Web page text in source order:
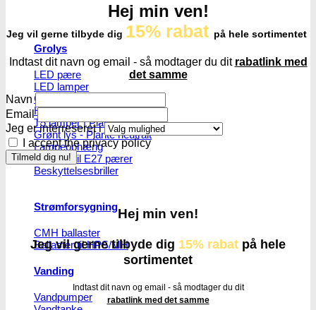
Grolys
LED pære
LED lamper
CMH lys
HPS/MH lys
T5 lamper | Plantedyrkning
Grønt lys - Plante neutralt
Lampeophæng
Splittere til E27 pærer
Beskyttelsesbriller
Strømforsygning
CMH ballaster
Ballaster til HPS/MH
Vanding
Vandpumper
Hej min ven!
Jeg vil gerne tilbyde dig 15% rabat på hele sortimentet
Indtast dit navn og email - så modtager du dit rabatlink med
det samme
Navn
Email
Jeg er interreseret i
I accept the privacy policy
Hej min ven!
Jeg vil gerne tilbyde dig 15% rabat på hele
sortimentet
Indtast dit navn og email - så modtager du dit
rabatlink med det samme